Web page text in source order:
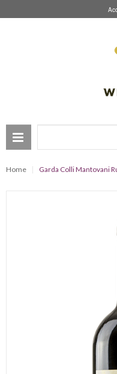
Home Garda Colli Mantovani